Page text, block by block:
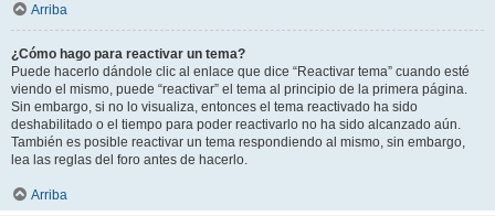
Arriba
¿Cómo hago para reactivar un tema?
Puede hacerlo dándole clic al enlace que dice “Reactivar tema” cuando esté
viendo el mismo, puede “reactivar” el tema al principio de la primera página.
Sin embargo, si no lo visualiza, entonces el tema reactivado ha sido
deshabilitado o el tiempo para poder reactivarlo no ha sido alcanzado aún.
También es posible reactivar un tema respondiendo al mismo, sin embargo,
lea las reglas del foro antes de hacerlo.
Arriba